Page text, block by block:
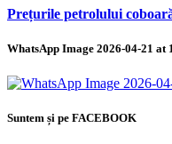
Prețurile petrolului
WhatsApp Image 2026-04-21 at
Suntem și pe FACEBOOK